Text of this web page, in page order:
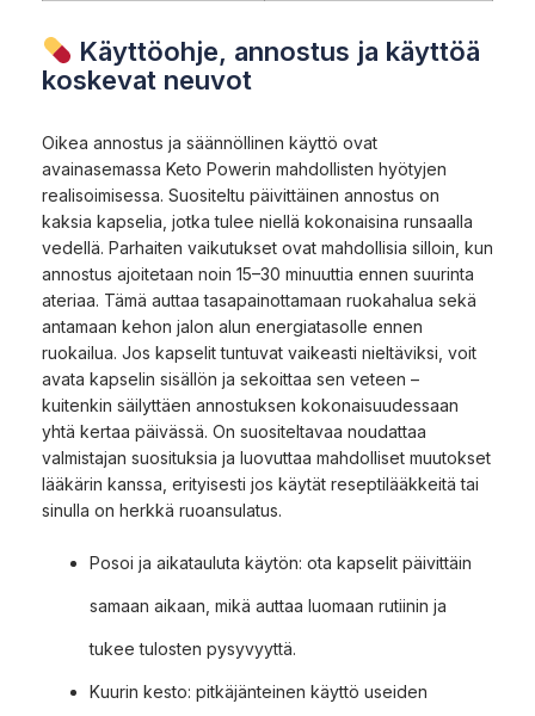
Käyttöohje, annostus ja käyttöä
koskevat neuvot
Oikea annostus ja säännöllinen käyttö ovat
avainasemassa Keto Powerin mahdollisten hyötyjen
realisoimisessa. Suositeltu päivittäinen annostus on
kaksia kapselia, jotka tulee niellä kokonaisina runsaalla
vedellä. Parhaiten vaikutukset ovat mahdollisia silloin, kun
annostus ajoitetaan noin 15–30 minuuttia ennen suurinta
ateriaa. Tämä auttaa tasapainottamaan ruokahalua sekä
antamaan kehon jalon alun energiatasolle ennen
ruokailua. Jos kapselit tuntuvat vaikeasti nieltäviksi, voit
avata kapselin sisällön ja sekoittaa sen veteen –
kuitenkin säilyttäen annostuksen kokonaisuudessaan
yhtä kertaa päivässä. On suositeltavaa noudattaa
valmistajan suosituksia ja luovuttaa mahdolliset muutokset
lääkärin kanssa, erityisesti jos käytät reseptilääkkeitä tai
sinulla on herkkä ruoansulatus.
Posoi ja aikatauluta käytön: ota kapselit päivittäin
samaan aikaan, mikä auttaa luomaan rutiinin ja
tukee tulosten pysyvyyttä.
Kuurin kesto: pitkäjänteinen käyttö useiden